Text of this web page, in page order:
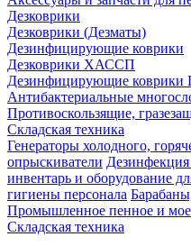
Дезковрики
Дезковрики (Дезматы)
Дезинфицирующие коврики
Дезковрики ХАССП
Дезинфицирующие коврики
Антибактериальные
Противоскользящие,
Складская техника
Генераторы холодного,
опрыскиватели
инвентарь и оборудование
гигиены персонала
Промышленное пенное и
Складская техника